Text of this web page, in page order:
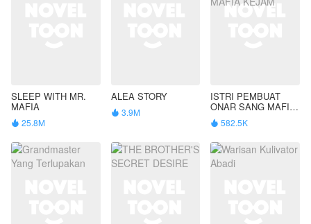
SLEEP WITH MR.
MAFIA
 25.8M
ALEA STORY
 3.9M
ISTRI PEMBUAT
ONAR SANG MAFIA
KEJAM
 582.5K